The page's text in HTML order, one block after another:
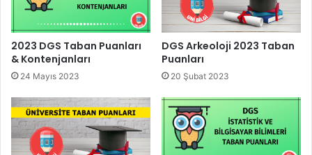
2023 DGS Taban Puanları
& Kontenjanları
24 Mayıs 2023
DGS Arkeoloji 2023 Taban
Puanları
20 Şubat 2023